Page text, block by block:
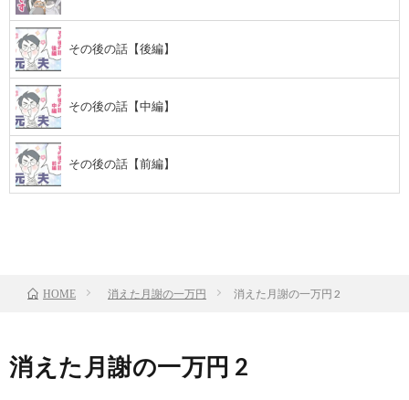
その後の話【後編】
その後の話【中編】
その後の話【前編】
HOME 消えた月謝の一万円 消えた月謝の一万円 2
消えた月謝の一万円 2